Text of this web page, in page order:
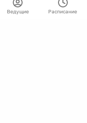
Ведущие Расписание